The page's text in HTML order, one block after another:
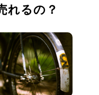
れるの？